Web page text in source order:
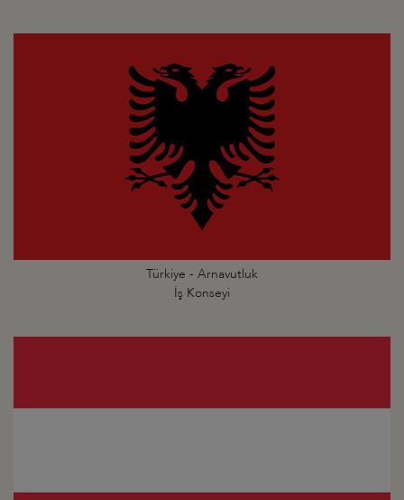
Türkiye - Arnavutluk
İş Konseyi